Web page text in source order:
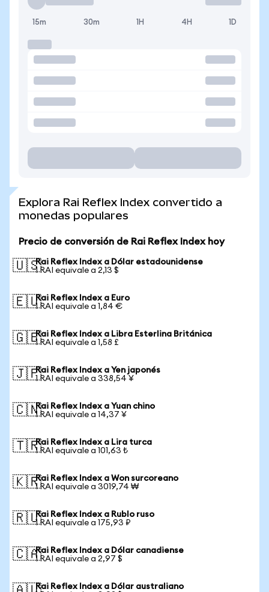
15m 30m 1H 4H 1D
Explora Rai Reflex Index convertido a
monedas populares
Precio de conversión de Rai Reflex Index hoy
🇺🇸Rai Reflex Index a Dólar estadounidense
1 RAI equivale a 2,13 $
🇪🇺Rai Reflex Index a Euro
1 RAI equivale a 1,84 €
🇬🇧Rai Reflex Index a Libra Esterlina Británica
1 RAI equivale a 1,58 £
🇯🇵Rai Reflex Index a Yen japonés
1 RAI equivale a 338,54 ¥
🇨🇳Rai Reflex Index a Yuan chino
1 RAI equivale a 14,37 ¥
🇹🇷Rai Reflex Index a Lira turca
1 RAI equivale a 101,63 ₺
🇰🇷Rai Reflex Index a Won surcoreano
1 RAI equivale a 3019,74 ₩
🇷🇺Rai Reflex Index a Rublo ruso
1 RAI equivale a 175,93 ₽
🇨🇦Rai Reflex Index a Dólar canadiense
1 RAI equivale a 2,97 $
Rai Reflex Index a Dólar australiano